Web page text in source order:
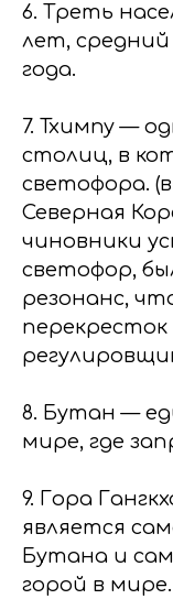
6. Треть
лет, средний
года.
7. Тхимпу —
столиц, в
светофора.
Северная
чиновники
светофор,
резонанс,
перекресток
8. Бутан —
мире, где
9. Гора
является
Бутана и
горой в мире.